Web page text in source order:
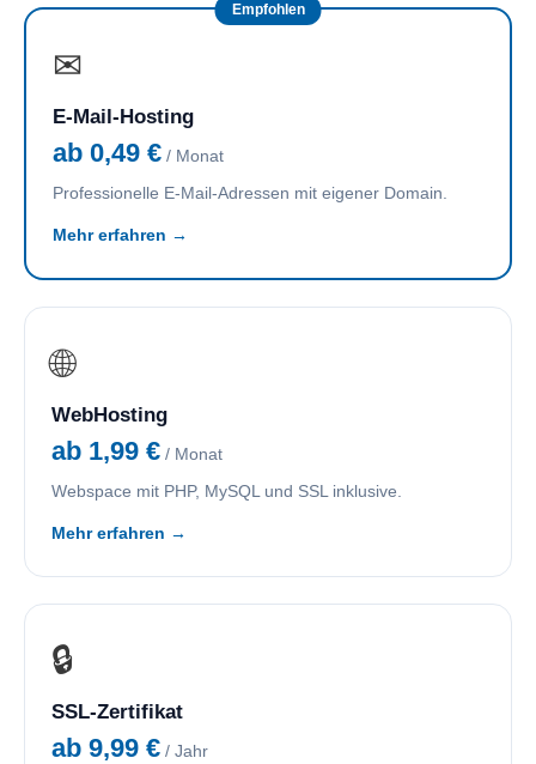
Empfohlen
✉
E-Mail-Hosting
ab 0,49 € / Monat
Professionelle E-Mail-Adressen mit eigener Domain.
Mehr erfahren →
🌐
WebHosting
ab 1,99 € / Monat
Webspace mit PHP, MySQL und SSL inklusive.
Mehr erfahren →
🔒
SSL-Zertifikat
ab 9,99 € / Jahr